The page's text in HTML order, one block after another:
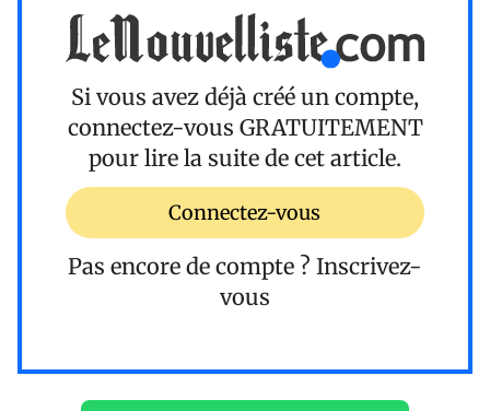
Si vous avez déjà créé un compte,
connectez-vous GRATUITEMENT
pour lire la suite de cet article.
Connectez-vous
Pas encore de compte ? Inscrivez-
vous